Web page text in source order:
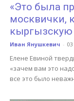
«Это была
москвички,
кыргызскую
Иван Янушкевич -
Елене Евиной
«зачем вам это
все это было